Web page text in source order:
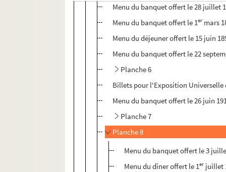
Menu du banquet offert le 28 juillet
Menu du banquet offert le 1er mars
Menu du déjeuner offert le 15 juin
Menu du banquet offert le 22
Planche 6
Billets pour l'Exposition Universelle
Menu du banquet offert le 26 juin
Planche 7
Planche 8
Menu du banquet offert le 3
Menu du dîner offert le 1er juillet